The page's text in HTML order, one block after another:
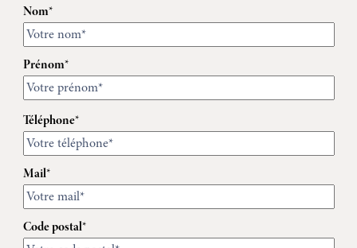
Nom*
Prénom*
Téléphone*
Mail*
Code postal*